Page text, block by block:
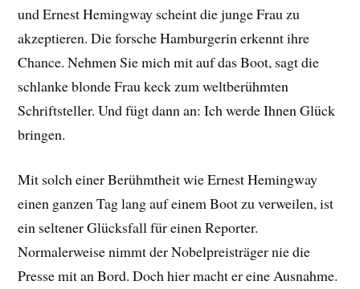
und Ernest Hemingway scheint die junge Frau zu
akzeptieren. Die forsche Hamburgerin erkennt ihre
Chance. Nehmen Sie mich mit auf das Boot, sagt die
schlanke blonde Frau keck zum weltberühmten
Schriftsteller. Und fügt dann an: Ich werde Ihnen Glück
bringen.
Mit solch einer Berühmtheit wie Ernest Hemingway
einen ganzen Tag lang auf einem Boot zu verweilen, ist
ein seltener Glücksfall für einen Reporter.
Normalerweise nimmt der Nobelpreisträger nie die
Presse mit an Bord. Doch hier macht er eine Ausnahme.